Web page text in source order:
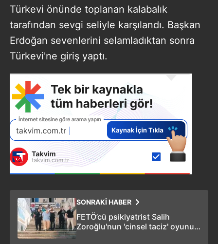
Türkevi önünde toplanan kalabalık
tarafından sevgi seliyle karşılandı. Başkan
Erdoğan sevenlerini selamladıktan sonra
Türkevi'ne giriş yaptı.
SONRAKİ HABER
FETÖ’cü psikiyatrist Salih
Zoroğlu'nun 'cinsel taciz' oyunu